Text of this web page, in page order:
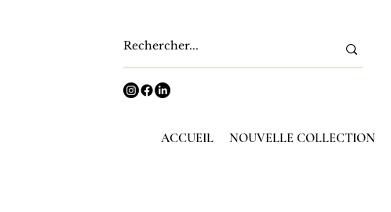
ACCUEIL NOUVELLE COLLECTION